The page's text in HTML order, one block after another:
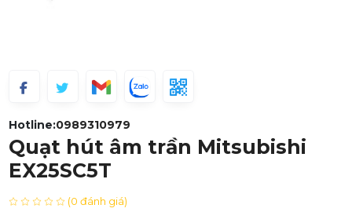
Hotline:0989310979
Quạt hút âm trần Mitsubishi
EX25SC5T
(0 đánh giá)